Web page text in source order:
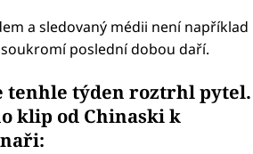
a sledovaný médii není například
poslední dobou daří.
tenhle týden roztrhl pytel.
klip od Chinaski k